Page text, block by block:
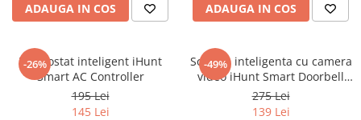
Friteuze Aer Cald / Air Fryer
Mașini de Spălat Vase
Roboți Curătenie
ADAUGA IN COS ADAUGA IN COS
-26%
Termostat inteligent iHunt
Smart AC Controller
195 Lei
145 Lei
-49%
Sonerie inteligenta cu camera
video iHunt Smart Doorbell
WIFI Alb
275 Lei
139 Lei